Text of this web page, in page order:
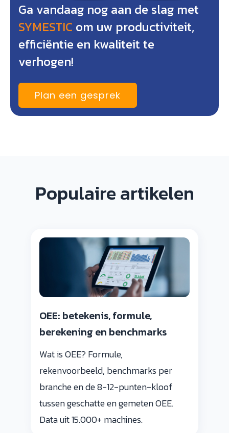
Ga vandaag nog aan de slag met
SYMESTIC om uw productiviteit,
efficiëntie en kwaliteit te
verhogen!
Plan een gesprek
Populaire artikelen
OEE: betekenis, formule,
berekening en benchmarks
Wat is OEE? Formule,
rekenvoorbeeld, benchmarks per
branche en de 8-12-punten-kloof
tussen geschatte en gemeten OEE.
Data uit 15.000+ machines.